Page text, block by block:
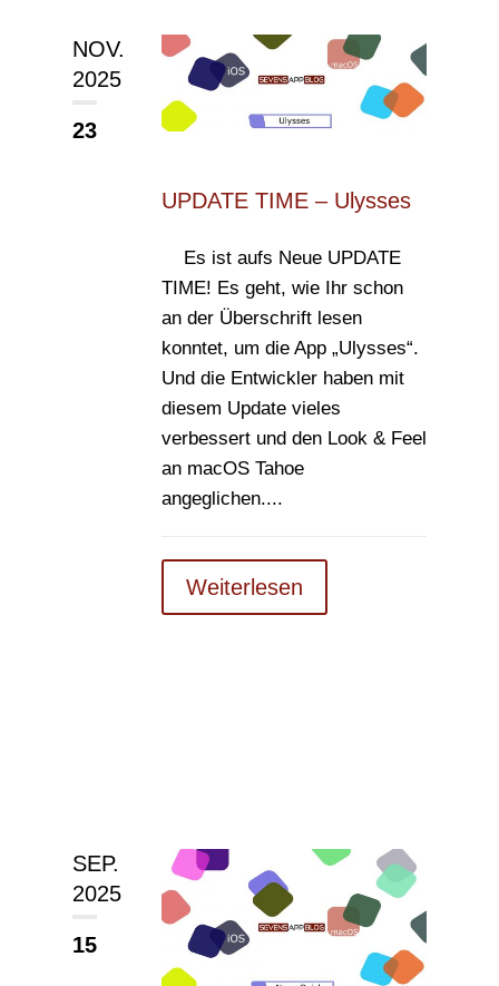
NOV.
2025
23
UPDATE TIME – Ulysses
Es ist aufs Neue UPDATE
TIME! Es geht, wie Ihr schon
an der Überschrift lesen
konntet, um die App „Ulysses“.
Und die Entwickler haben mit
diesem Update vieles
verbessert und den Look & Feel
an macOS Tahoe
angeglichen....
Weiterlesen
SEP.
2025
15